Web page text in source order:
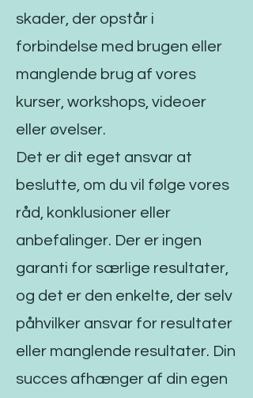
skader, der opstår i
forbindelse med brugen eller
manglende brug af vores
kurser, workshops, videoer
eller øvelser.
Det er dit eget ansvar at
beslutte, om du vil følge vores
råd, konklusioner eller
anbefalinger. Der er ingen
garanti for særlige resultater,
og det er den enkelte, der selv
påhvilker ansvar for resultater
eller manglende resultater. Din
succes afhænger af din egen